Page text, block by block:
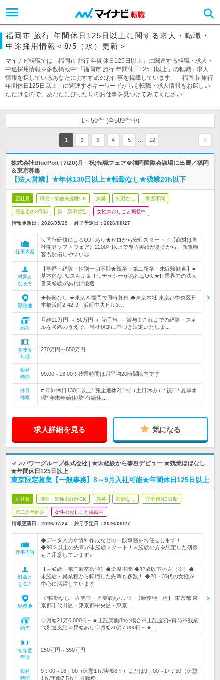
福岡市 旅行 年間休日125日以上に関する求人・転職・
中途採用情報＜8/5（水）更新＞
マイナビ転職では「福岡市 旅行 年間休日125日以上」に関連する転職・求人・
中途採用情報を多数掲載中!「福岡市 旅行 年間休日125日以上」の転職・求人
情報を探しているあなたにおすすめのお仕事を掲載しています。「福岡市 旅行
年間休日125日以上」に関連するキーワードからも転職・求人情報をお探しい
ただけるので、あなたにぴったりのお仕事を見つけてみてください!
1～50件 (全589件中)
1 2 3 4 5 12
株式会社BluePort | 7/20(月・祝)転職フェア＠福岡国際会議場に出展／福岡
＆東京募集
【法人営業】★年休130日以上★転勤なし★残業20h以下
正社員 職種・業種未経験OK 急募 転勤なし 学歴不問
完全週休2日制 第二新卒歓迎 女性のおしごと掲載中
情報更新日：2026/05/29 終了予定日： 2026/08/27
仕事内容
＼同行研修によるOJTあり★ゼロから安心スタート／【商材は自
社開発ソフトウェア】2200社以上で導入実績があるから、新規顧
客も開拓しやすい◎
対象と
なる方
【学歴・経験・性別一切不問★既卒・第二新卒・未経験歓迎】■
基本的なPCスキル＆ITリテラシーがあればOK ★IT業界での法人
営業経験があれば優遇
勤務地
★転勤なし ★東京＆福岡で同時募集 ◆東京本社 東京都中央区日
本橋浜町2-42-9 浜町中央ビル3…
給与
月給21万円 ～ 50万円 ＋ 諸手当 ＋ 賞与※これまでの経験・スキ
ルを考慮のうえで、当社規定に基づき決定いたしま…
初年度
年収
270万円～650万円
勤務
時間
09:00～18:00※残業時間は月平均20時間以内です
休日
休暇
# 年間休日130日以上* 完全週休2日制（土日休み）* 祝日* 夏季休
暇* 年末年始休暇* 有給休…
求人詳細を見る 気になる
マンパワーグループ株式会社 | ★未経験から事務デビュー ★残業ほぼなし
★年間休日125日以上
東京限定募集【一般事務】8～9月入社可能★年間休日125日以上
正社員 職種・業種未経験OK 急募 転勤なし 完全週休2日制
第二新卒歓迎 女性のおしごと掲載中
情報更新日：2026/07/24 終了予定日： 2026/08/27
仕事内容
◆データ入力や資料作成などの一般事務をお任せします！
◆90％以上の先輩が未経験スタート！未経験の方を想定した研修
もご用意しています♪
対象と
なる方
【未経験・第二新卒歓迎】◆学歴不問 ◆32歳以下の方（※）◆
未経験・異業種から転職した先輩も多数！ ◆20・30代の女性が
中心に活躍しています
勤務地
《*転勤なし・在宅ワーク実績あり♪*》 【勤務地一例】 東京都 東
京都千代田区・東京都中央区・東京…
給与
◇月給21万6,000円～★上記実働8hの場合※上記金額+賞与※残業
代別途支給※昇給あり◇月給20万7,000円～★…
初年度
年収
250万円～350万円
勤務
時間
9：00～18：00（休憩1ｈ/実働8ｈ）または9：00～17：30（休憩
1ｈ/実働7.5ｈ）※勤務…